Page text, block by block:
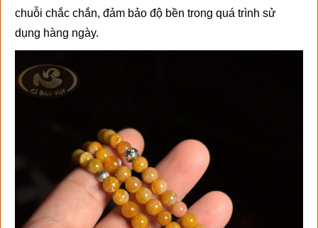
chuỗi chắc chắn, đảm bảo độ bền trong quá trình sử
dụng hàng ngày.